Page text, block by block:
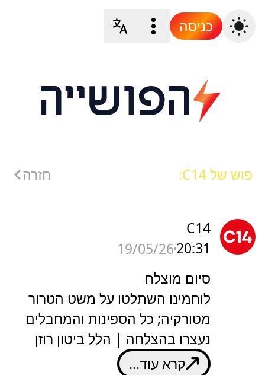
כניסה
פוש של C14: חזרה
C14
20:31
19/05/26
סיום מוצלח
לוחמינו השתלטו על משט הטרור
מטורקיה; כל הספינות והמחבלים
נעצרו בהצלחה | הלל ביטון רוזן
קרא עוד...